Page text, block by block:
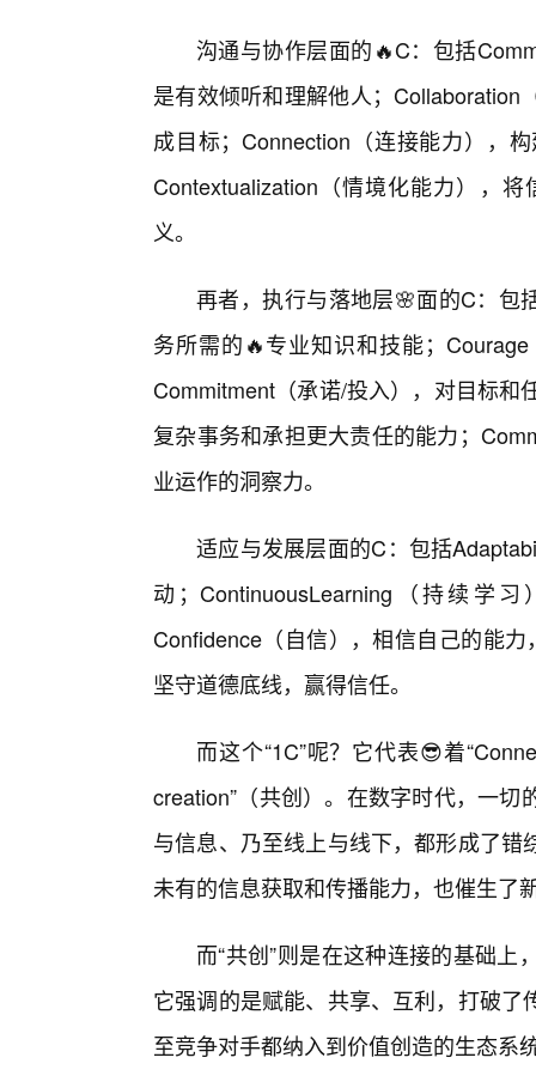
沟通与协作层面的🔥C：包括
是有效倾听和理解他人；
成目标；Connection（连接能力），
Contextualization（情境化能力），
义。
再者，执行与落地层🌸面的C：包
务所需的🔥专业知识和技能；
Commitment（承诺/投入），对目标和
复杂事务和承担更大责任的能力；
业运作的洞察力。
适应与发展层面的C：包括
动；ContinuousLearning（持续学
Confidence（自信），相信自己的能
坚守道德底线，赢得信任。
而这个“1C”呢？它代表😎着
creation”（共创）。在数字时代，一
与信息、乃至线上与线下，都形成了
未有的信息获取和传播能力，也催生了
而“共创”则是在这种连接的基础
它强调的是赋能、共享、互利，打破
至竞争对手都纳入到价值创造的生态系